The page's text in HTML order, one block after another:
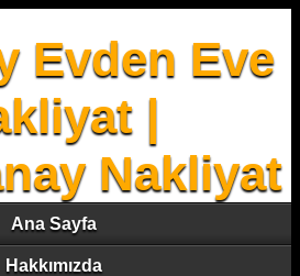
Evden Eve
|
Nakliyat
Ana Sayfa
Hakkımızda